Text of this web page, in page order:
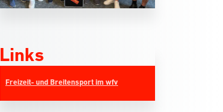
Links
Freizeit- und Breitensport im wfv